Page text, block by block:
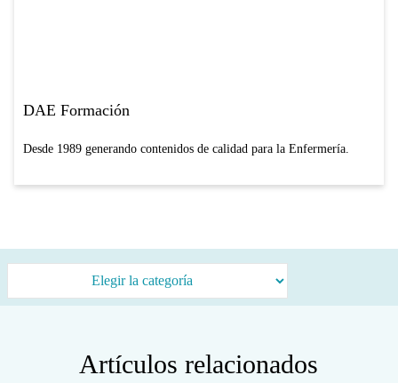
DAE Formación
Desde 1989 generando contenidos de calidad para la Enfermería.
Artículos relacionados